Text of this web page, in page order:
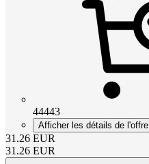
44443
Afficher les détails de l'offre
31.26 EUR
31.26 EUR